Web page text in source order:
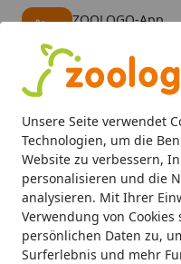
Unsere Seite verwendet
Technologien, um die
Website zu verbessern,
personalisieren und die
analysieren. Mit Ihrer
Verwendung von
persönlichen Daten zu,
Surferlebnis und mehr
ZOOLOGO-App
Alle Produkte
Mein Konto
Suchen